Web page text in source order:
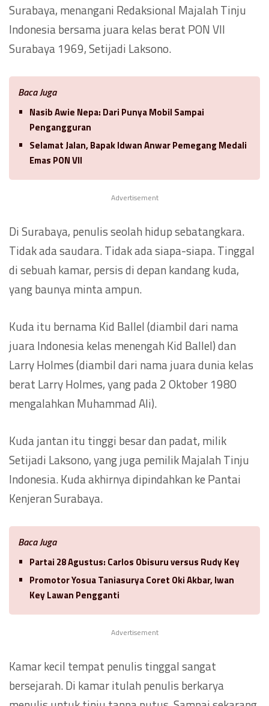
Surabaya, menangani Redaksional Majalah Tinju
Indonesia bersama juara kelas berat PON VII
Surabaya 1969, Setijadi Laksono.
Baca Juga
Nasib Awie Nepa: Dari Punya Mobil Sampai
Pengangguran
Selamat Jalan, Bapak Idwan Anwar Pemegang Medali
Emas PON VII
Advertisement
Di Surabaya, penulis seolah hidup sebatangkara.
Tidak ada saudara. Tidak ada siapa-siapa. Tinggal
di sebuah kamar, persis di depan kandang kuda,
yang baunya minta ampun.
Kuda itu bernama Kid Ballel (diambil dari nama
juara Indonesia kelas menengah Kid Ballel) dan
Larry Holmes (diambil dari nama juara dunia kelas
berat Larry Holmes, yang pada 2 Oktober 1980
mengalahkan Muhammad Ali).
Kuda jantan itu tinggi besar dan padat, milik
Setijadi Laksono, yang juga pemilik Majalah Tinju
Indonesia. Kuda akhirnya dipindahkan ke Pantai
Kenjeran Surabaya.
Baca Juga
Partai 28 Agustus: Carlos Obisuru versus Rudy Key
Promotor Yosua Taniasurya Coret Oki Akbar, Iwan
Key Lawan Pengganti
Advertisement
Kamar kecil tempat penulis tinggal sangat
bersejarah. Di kamar itulah penulis berkarya